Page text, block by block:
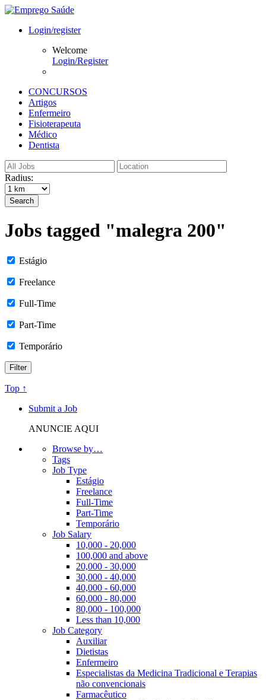
Login/register
Welcome
Login/Register
CONCURSOS
Artigos
Enfermeiro
Fisioterapeuta
Médico
Dentista
Radius:
Search
Jobs tagged "malegra 200"
Estágio
Freelance
Full-Time
Part-Time
Temporário
Top ↑
Submit a Job
ANUNCIE AQUI
Browse by…
Tags
Job Type
Estágio
Freelance
Full-Time
Part-Time
Temporário
Job Salary
10,000 - 20,000
100,000 and above
20,000 - 30,000
30,000 - 40,000
40,000 - 60,000
60,000 - 80,000
80,000 - 100,000
Less than 10,000
Job Category
Auxiliar
Dietistas
Enfermeiro
Especialistas da Medicina Tradicional e Terapias
não convencionais
Farmacêutico